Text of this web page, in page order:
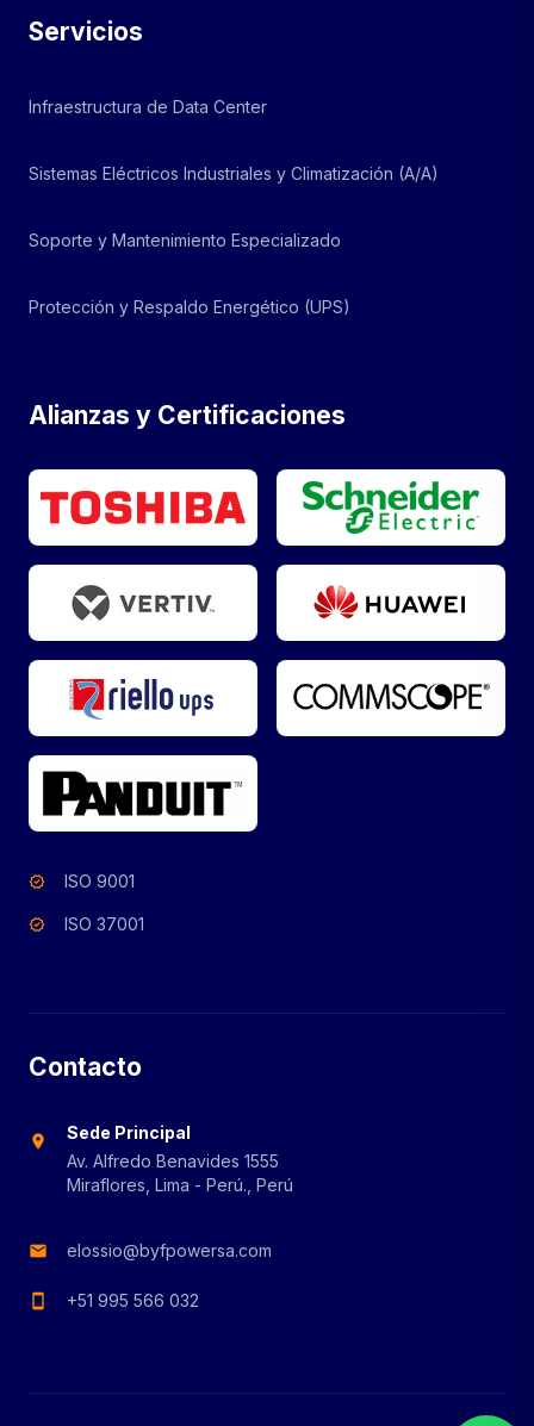
Servicios
Infraestructura de Data Center
Sistemas Eléctricos Industriales y Climatización (A/A)
Soporte y Mantenimiento Especializado
Protección y Respaldo Energético (UPS)
Alianzas y Certificaciones
verified ISO 9001
verified ISO 37001
Contacto
location_on
Sede Principal
Av. Alfredo Benavides 1555
Miraflores, Lima - Perú., Perú
mail elossio@byfpowersa.com
smartphone +51 995 566 032